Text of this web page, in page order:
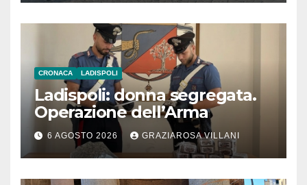
CRONACA LADISPOLI
Ladispoli: donna segregata.
Operazione dell’Arma
6 AGOSTO 2026 GRAZIAROSA VILLANI